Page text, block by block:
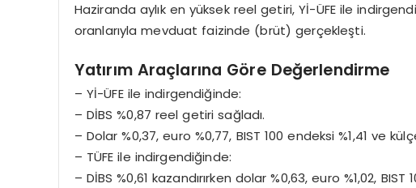
Haziranda aylık en yüksek reel getiri, Yİ-ÜFE ile
oranlarıyla mevduat faizinde (brüt) gerçekleşti.
Yatırım Araçlarına Göre Değerlendirme
– Yİ-ÜFE ile indirgendiğinde:
– DİBS %0,87 reel getiri sağladı.
– Dolar %0,37, euro %0,77, BIST 100 endeksi %1,41 ve
– TÜFE ile indirgendiğinde:
– DİBS %0,61 kazandırırken dolar %0,63, euro %1,02,